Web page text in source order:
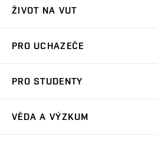
ŽIVOT NA VUT
Koleje
Sport na VUT
PRO UCHAZEČE
Dny otevřených dveří
PRO STUDENTY
VĚDA A VÝZKUM